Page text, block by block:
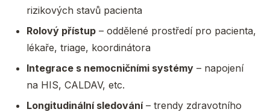
rizikových stavů pacienta
Rolový přístup – oddělené prostředí pro pacienta,
lékaře, triage, koordinátora
Integrace s nemocničními systémy – napojení
na HIS, CALDAV, etc.
Longitudinální sledování– trendy zdravotního